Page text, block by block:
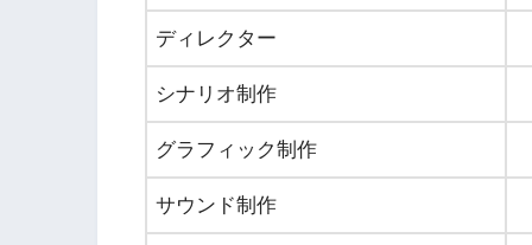
ディレクター
シナリオ制作
グラフィック制作
サウンド制作